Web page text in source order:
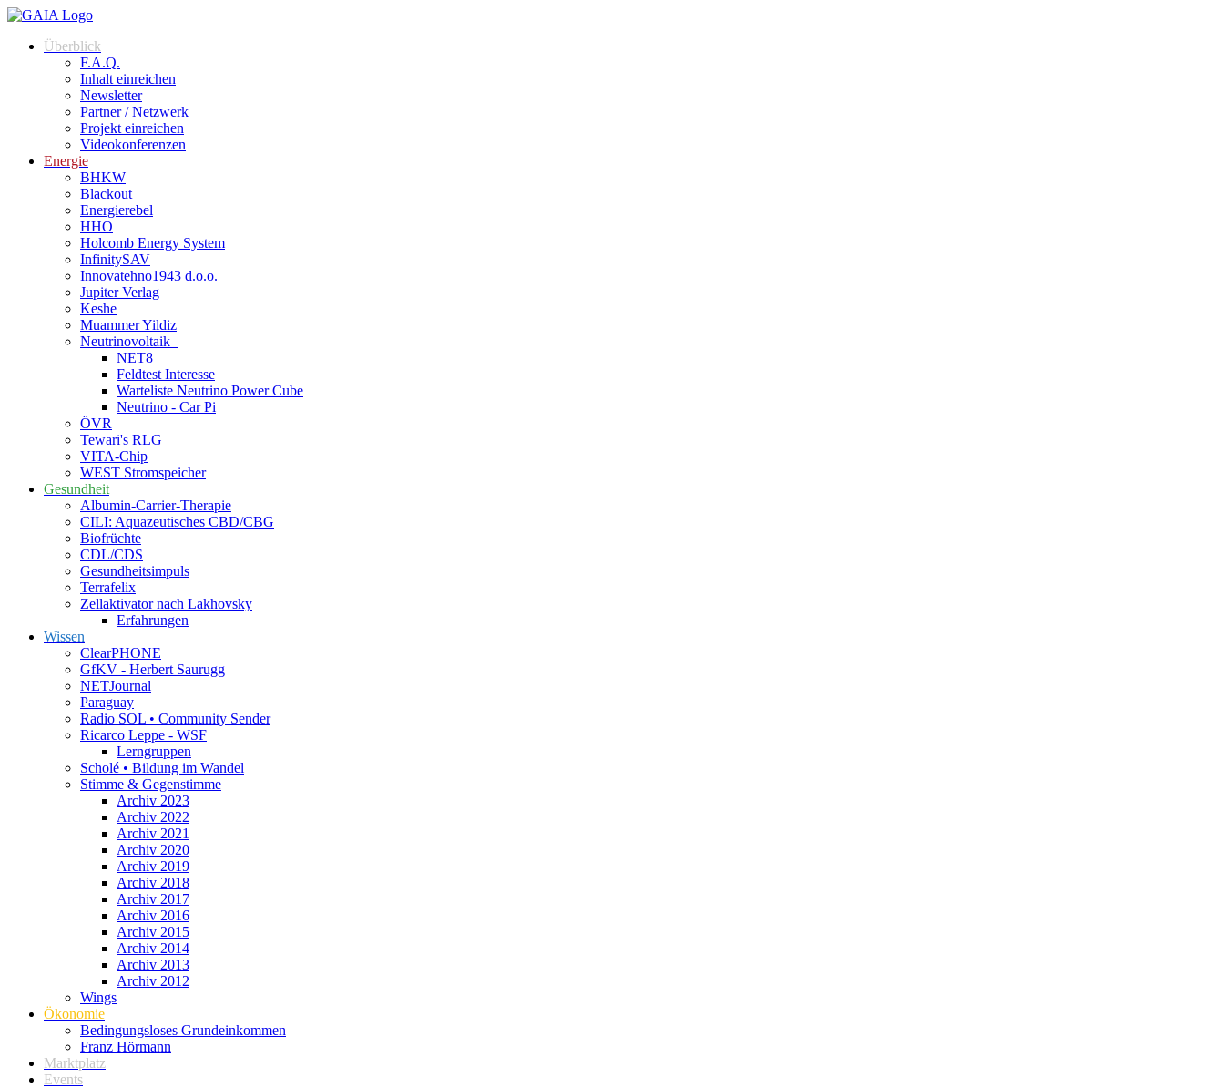
Überblick
F.A.Q.
Inhalt einreichen
Newsletter
Partner / Netzwerk
Projekt einreichen
Videokonferenzen
Energie
BHKW
Blackout
Energierebel
HHO
Holcomb Energy System
InfinitySAV
Innovatehno1943 d.o.o.
Jupiter Verlag
Keshe
Muammer Yildiz
Neutrinovoltaik
NET8
Feldtest Interesse
Warteliste Neutrino Power Cube
Neutrino - Car Pi
ÖVR
Tewari's RLG
VITA-Chip
WEST Stromspeicher
Gesundheit
Albumin-Carrier-Therapie
CILI: Aquazeutisches CBD/CBG
Biofrüchte
CDL/CDS
Gesundheitsimpuls
Terrafelix
Zellaktivator nach Lakhovsky
Erfahrungen
Wissen
ClearPHONE
GfKV - Herbert Saurugg
NETJournal
Paraguay
Radio SOL • Community Sender
Ricarco Leppe - WSF
Lerngruppen
Scholé • Bildung im Wandel
Stimme & Gegenstimme
Archiv 2023
Archiv 2022
Archiv 2021
Archiv 2020
Archiv 2019
Archiv 2018
Archiv 2017
Archiv 2016
Archiv 2015
Archiv 2014
Archiv 2013
Archiv 2012
Wings
Ökonomie
Bedingungsloses Grundeinkommen
Franz Hörmann
Marktplatz
Events